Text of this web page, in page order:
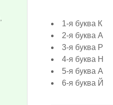
1-я буква К
2-я буква А
3-я буква Р
4-я буква Н
5-я буква А
6-я буква Й